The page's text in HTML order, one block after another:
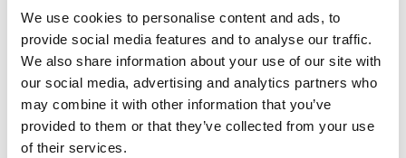
We use cookies to personalise content and ads, to
provide social media features and to analyse our traffic.
We also share information about your use of our site with
our social media, advertising and analytics partners who
may combine it with other information that you’ve
provided to them or that they’ve collected from your use
of their services.
W czasach rozwoju mediów społecznościowych
czy tzw.„social selling”nikogo chyba nie trzeba
przekonywać do roli jaką pełnią społeczności
we współczesnym marketingu i biznesie.
Jednocześnie wyzwaniem jest określenie
wartości budowanych społeczności